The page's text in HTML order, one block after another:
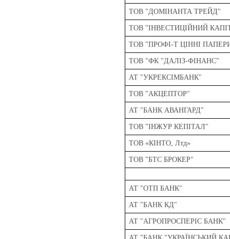
ТОВ "ДОМІНАНТА ТРЕЙД"
ТОВ "ІНВЕСТИЦІЙНИЙ
ТОВ "ПРОФІ-Т ЦІННІ
ТОВ "ФК "ДАЛІЗ-ФІНАНС"
АТ "УКРЕКСІМБАНК"
ТОВ "АКЦЕПТОР"
АТ "БАНК АВАНГАРД"
ТОВ "ІНЖУР КЕПІТАЛ"
ТОВ «КІНТО, Лтд»
ТОВ "БТС БРОКЕР"
АТ "ОТП БАНК"
АТ "БАНК КД"
АТ "АГРОПРОСПЕРІС БАНК"